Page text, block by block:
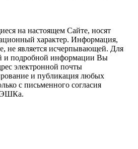
на настоящем Сайте, носят
характер. Информация,
не является исчерпывающей. Для
и подробной информации Вы
электронной почты
и публикация любых
с письменного согласия